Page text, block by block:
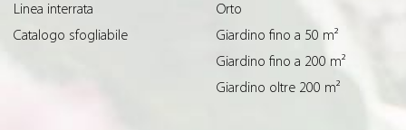
Linea interrata
Catalogo sfogliabile
Orto
Giardino fino a 50 m²
Giardino fino a 200 m²
Giardino oltre 200 m²